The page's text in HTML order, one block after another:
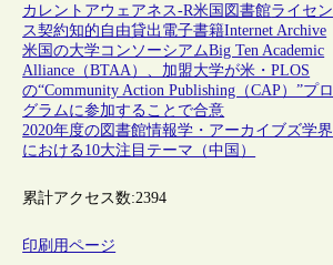
カレントアウェアネス-R米国 図書館ライセン
ス契約知的自由貸出 電子書籍Internet Archive
米国の大学コンソーシアムBig Ten Academic
Alliance（BTAA）、加盟大学が米・PLOS
の“Community Action Publishing（CAP）”プロ
グラムに参加することで合意
2020年度の図書館情報学・アーカイブズ学界
における10大注目テーマ（中国）
累計アクセス数:2394
印刷用ページ